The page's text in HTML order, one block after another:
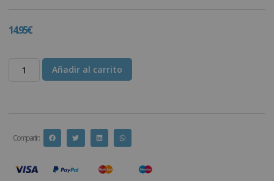
14.95€
Añadir al carrito
Compartir :